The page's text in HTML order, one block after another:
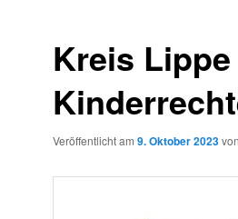
Kreis
Veröffentlicht am 9. Oktober 2023von